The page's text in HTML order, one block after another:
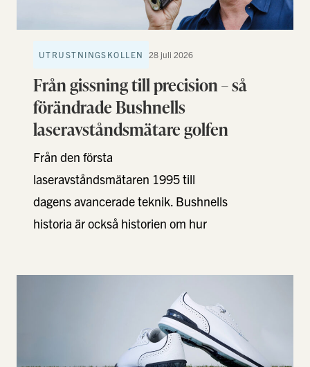
UTRUSTNINGSKOLLEN 28 juli 2026
Från gissning till precision – så
förändrade Bushnells
laseravståndsmätare golfen
Från den första
laseravståndsmätaren 1995 till
dagens avancerade teknik. Bushnells
historia är också historien om hur